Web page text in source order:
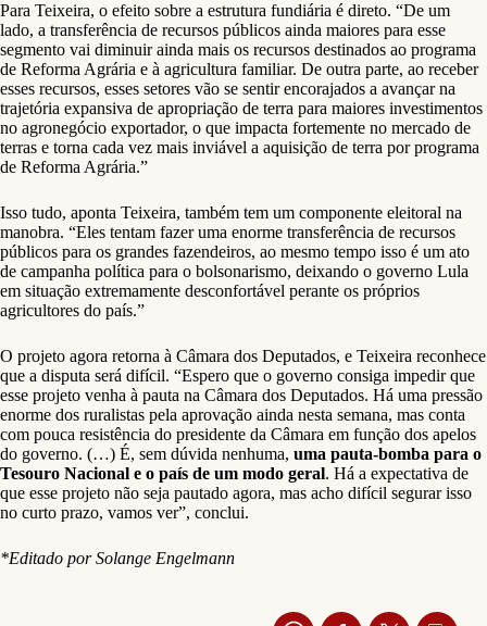
Para Teixeira, o efeito sobre a estrutura fundiária é direto. “De um
lado, a transferência de recursos públicos ainda maiores para esse
segmento vai diminuir ainda mais os recursos destinados ao programa
de Reforma Agrária e à agricultura familiar. De outra parte, ao receber
esses recursos, esses setores vão se sentir encorajados a avançar na
trajetória expansiva de apropriação de terra para maiores investimentos
no agronegócio exportador, o que impacta fortemente no mercado de
terras e torna cada vez mais inviável a aquisição de terra por programa
de Reforma Agrária.”
Isso tudo, aponta Teixeira, também tem um componente eleitoral na
manobra. “Eles tentam fazer uma enorme transferência de recursos
públicos para os grandes fazendeiros, ao mesmo tempo isso é um ato
de campanha política para o bolsonarismo, deixando o governo Lula
em situação extremamente desconfortável perante os próprios
agricultores do país.”
O projeto agora retorna à Câmara dos Deputados, e Teixeira reconhece
que a disputa será difícil. “Espero que o governo consiga impedir que
esse projeto venha à pauta na Câmara dos Deputados. Há uma pressão
enorme dos ruralistas pela aprovação ainda nesta semana, mas conta
com pouca resistência do presidente da Câmara em função dos apelos
do governo. (…) É, sem dúvida nenhuma, uma pauta-bomba para o
Tesouro Nacional e o país de um modo geral. Há a expectativa de
que esse projeto não seja pautado agora, mas acho difícil segurar isso
no curto prazo, vamos ver”, conclui.
*Editado por Solange Engelmann